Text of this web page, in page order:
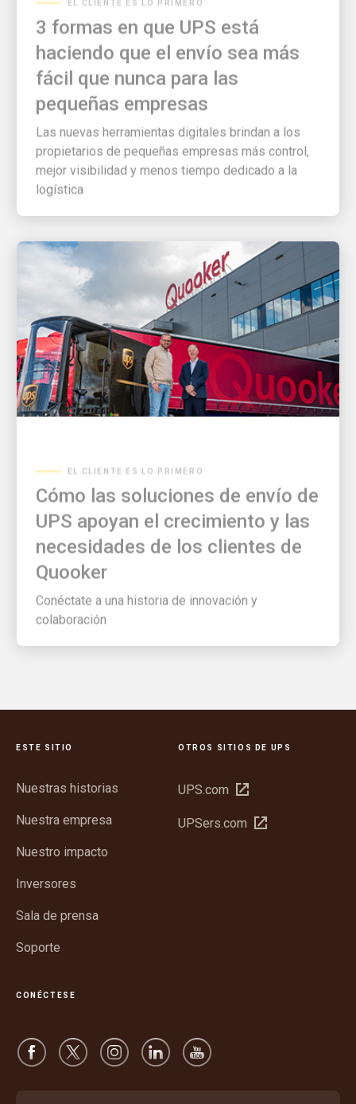
3 formas en que UPS está
haciendo que el envío sea más
fácil que nunca para las
pequeñas empresas
Las nuevas herramientas digitales brindan a los
propietarios de pequeñas empresas más control,
mejor visibilidad y menos tiempo dedicado a la
logística
Cómo las soluciones de envío de
UPS apoyan el crecimiento y las
necesidades de los clientes de
Quooker
Conéctate a una historia de innovación y
colaboración
ESTE SITIO
Nuestras historias
Nuestra empresa
Nuestro impacto
Inversores
Sala de prensa
Soporte
OTROS SITIOS DE UPS
UPS.com
Abrir
una
UPSers.com
Abrir
CONÉCTESE